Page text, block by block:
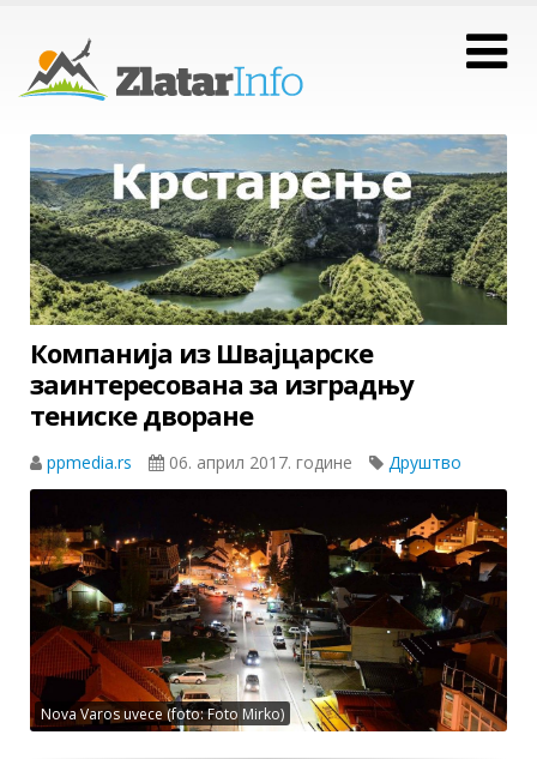
Компанија из Швајцарске
заинтересована за изградњу
тениске дворане
ppmedia.rs 06. април 2017. године Друштво
Nova Varos uvece (foto: Foto Mirko)